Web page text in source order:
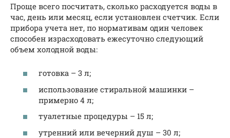
Проще всего посчитать, сколько расходуется воды в
час, день или месяц, если установлен счетчик. Если
прибора учета нет, по нормативам один человек
способен израсходовать ежесуточно следующий
объем холодной воды:
готовка – 3 л;
использование стиральной машинки –
примерно 4 л;
туалетные процедуры – 15 л;
утренний или вечерний душ – 30 л;